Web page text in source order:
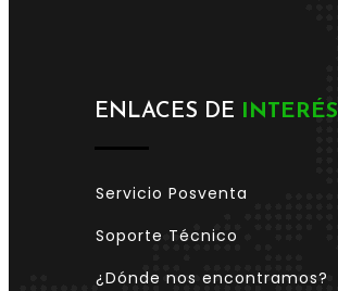
ENLACES DE INTERÉS
Servicio Posventa
Soporte Técnico
¿Dónde nos encontramos?